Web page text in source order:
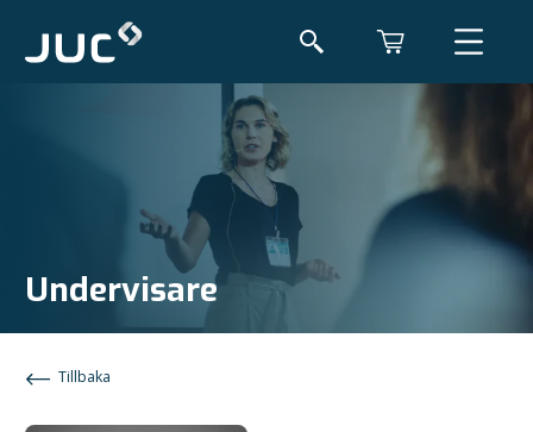
Undervisare
Tillbaka